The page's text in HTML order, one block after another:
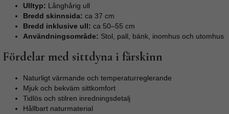
Ulltyp: Långhårig ull
Bredd skinnsida: ca 37 cm
Bredd inklusive ull: ca 50–55 cm
Användningsområde: Stol, pall, bänk, inomhus och utomhus
Fördelar med sittdyna i fårskinn
Naturligt värmande och temperaturreglerande
Mjuk och bekväm sittkomfort
Tidlös och stilren inredningsdetalj
Hållbart naturmaterial